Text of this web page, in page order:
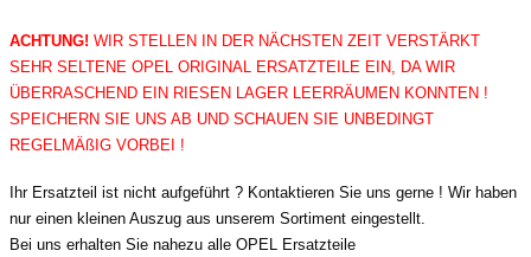
ACHTUNG! WIR STELLEN IN DER NÄCHSTEN ZEIT VERSTÄRKT
SEHR SELTENE OPEL ORIGINAL ERSATZTEILE EIN, DA WIR
ÜBERRASCHEND EIN RIESEN LAGER LEERRÄUMEN KONNTEN !
SPEICHERN SIE UNS AB UND SCHAUEN SIE UNBEDINGT
REGELMÄßIG VORBEI !
Ihr Ersatzteil ist nicht aufgeführt ? Kontaktieren Sie uns gerne ! Wir haben
nur einen kleinen Auszug aus unserem Sortiment eingestellt.
Bei uns erhalten Sie nahezu alle OPEL Ersatzteile